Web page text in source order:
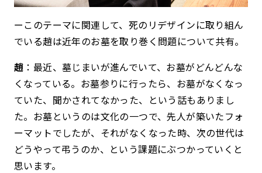
ーこのテーマに関連して、死のリデザインに取り組ん
でいる趙は近年のお墓を取り巻く問題について共有。
趙 ：最近、墓じまいが進んでいて、お墓がどんどんな
くなっている。お墓参りに行ったら、お墓がなくなっ
ていた、聞かされてなかった、という話もありまし
た。お墓というのは文化の一つで、先人が築いたフォ
ーマットでしたが、それがなくなった時、次の世代は
どうやって弔うのか、という課題にぶつかっていくと
思います。